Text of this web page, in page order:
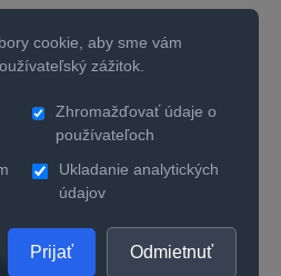
cookie, aby sme vám
zážitok.
Zhromažďovať údaje o
používateľoch
Ukladanie analytických
údajov
Prijať Odmietnuť